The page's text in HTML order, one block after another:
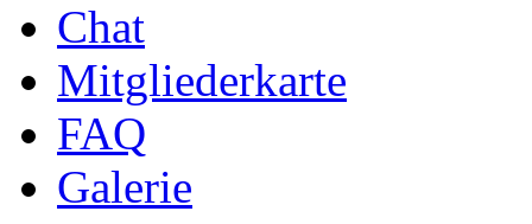
Chat
Mitgliederkarte
FAQ
Galerie